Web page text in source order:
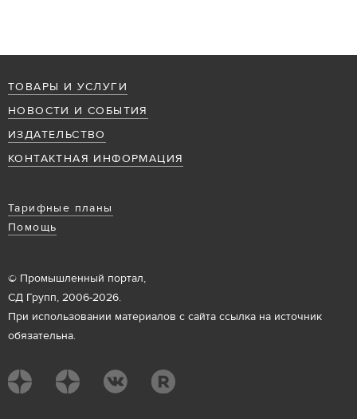
ТОВАРЫ И УСЛУГИ
НОВОСТИ И СОБЫТИЯ
ИЗДАТЕЛЬСТВО
КОНТАКТНАЯ ИНФОРМАЦИЯ
Тарифные планы
Помощь
© Промышленный портал,
СД Групп, 2006-2026.
При использовании материалов с сайта ссылка на источник
обязательна.